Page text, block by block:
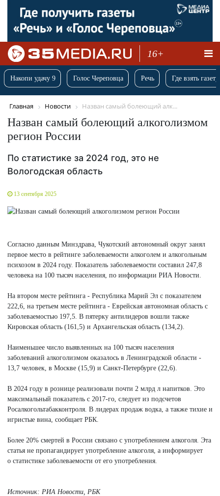
16+
Накопи удачу 9 Голос Череповца Речь Где взять
Главная Новости Назван самый болеющий алк...
Назван самый болеющий алкоголизмом
регион России
По статистике за 2024 год, это не
Вологодская область
13 сентября 2025
Согласно данным Минздрава, Чукотский автономный округ занял
первое место в рейтинге заболеваемости алкоголем и алкогольным
психозом в 2024 году. Показатель заболеваемости составил 247,8
человека на 100 тысяч населения, по информации РИА Новости.
На втором месте рейтинга - Республика Марий Эл с показателем
222,6, на третьем месте рейтинга - Еврейская автономная область с
заболеваемостью 197,5. В пятерку антилидеров вошли также
Кировская область (161,5) и Архангельская область (134,2).
Наименьшее число выявленных на 100 тысяч населения
заболеваний алкоголизмом оказалось в Ленинградской области -
13,7 человек, в Москве (15,9) и Санкт-Петербурге (22,6).
В 2024 году в рознице реализовали почти 2 млрд л напитков. Это
максимальный показатель с 2017-го, следует из подсчетов
Росалкогольтабакконтроля. В лидерах продаж водка, а также тихие и
игристые вина, сообщает РБК.
Более 20% смертей в России связано с употреблением алкоголя. Эта
статья не пропагандирует употребление алкоголя, а информирует
о статистике заболеваемости от его употребления.
Источник: РИА Новости, РБК